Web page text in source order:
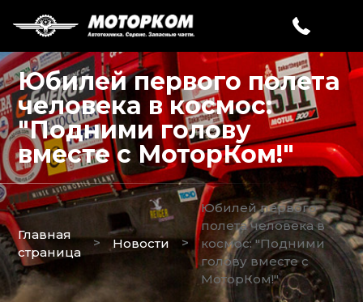
Юбилей первого полета
человека в космос:
"Подними голову
вместе с МоторКом!"
Главная
страница
> Новости >
Юбилей первого
полета человека в
космос: "Подними
голову вместе с
МоторКом!"